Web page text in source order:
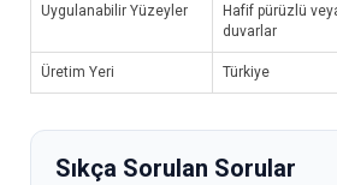
Uygulanabilir Yüzeyler
Hafif pürüzlü
duvarlar
Üretim Yeri Türkiye
Sıkça Sorulan Sorular